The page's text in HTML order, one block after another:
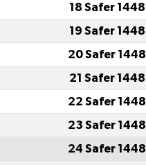
18 Safer 1448
19 Safer 1448
20 Safer 1448
21 Safer 1448
22 Safer 1448
23 Safer 1448
24 Safer 1448